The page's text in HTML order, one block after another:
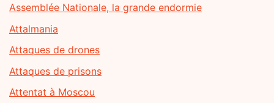
Assemblée Nationale, la grande endormie
Attalmania
Attaques de drones
Attaques de prisons
Attentat à Moscou